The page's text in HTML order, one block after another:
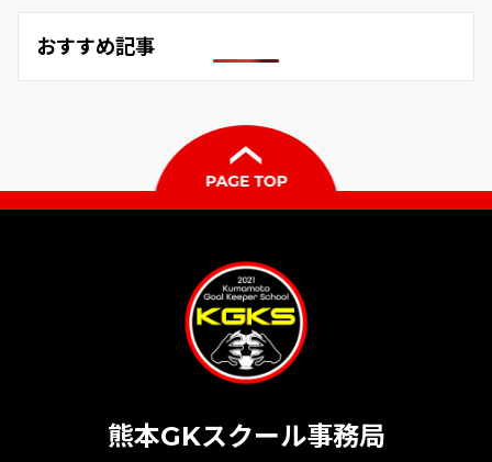
おすすめ記事
熊本GKスクール事務局